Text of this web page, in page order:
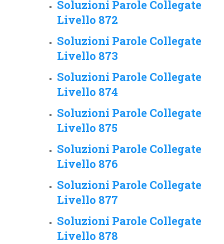
Soluzioni Parole Collegate
Livello 872
Soluzioni Parole Collegate
Livello 873
Soluzioni Parole Collegate
Livello 874
Soluzioni Parole Collegate
Livello 875
Soluzioni Parole Collegate
Livello 876
Soluzioni Parole Collegate
Livello 877
Soluzioni Parole Collegate
Livello 878